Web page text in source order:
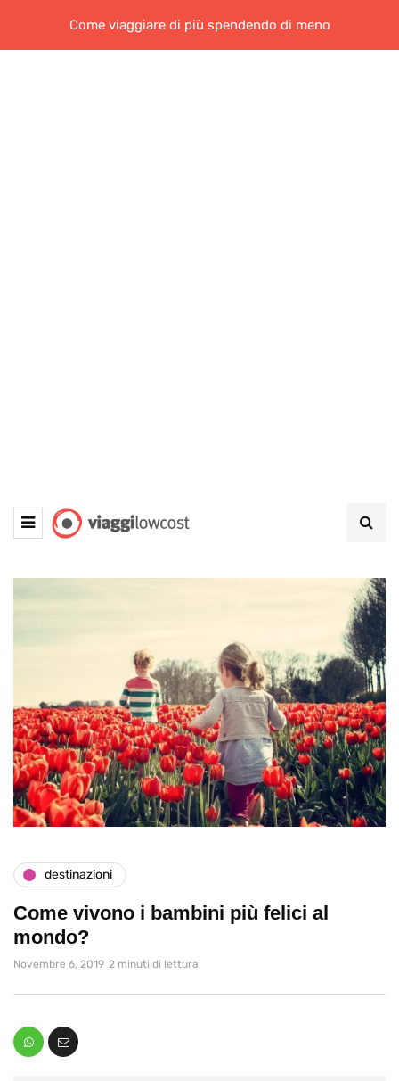
Come viaggiare di più spendendo di meno
destinazioni
Come vivono i bambini più felici al
mondo?
Novembre 6, 2019 2 minuti di lettura